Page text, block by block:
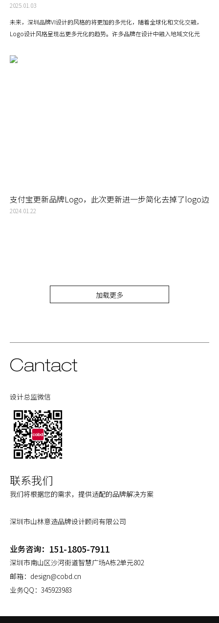
2025.01.03
未来，深圳品牌VI设计的风格的将更加的多元化，随着全球化和文化交融，
Logo设计风格呈现出更多元化的趋势。许多品牌在设计中融入地域文化元
支付宝更新品牌Logo，此次更新进一步简化去掉了logo边
框
2024.01.22
加载更多
Cantact
设计总监微信
联系我们
我们将根据您的需求，提供适配的品牌解决方案
深圳市山林意造品牌设计顾问有限公司
业务咨询： 151-1805-7911
深圳市南山区沙河街道智慧广场A栋2单元802
邮箱： design@cobd.cn
业务QQ： 345923983